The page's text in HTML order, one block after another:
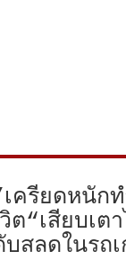
ครียดหนัก
ต“เสียบเต
สลดในรถ